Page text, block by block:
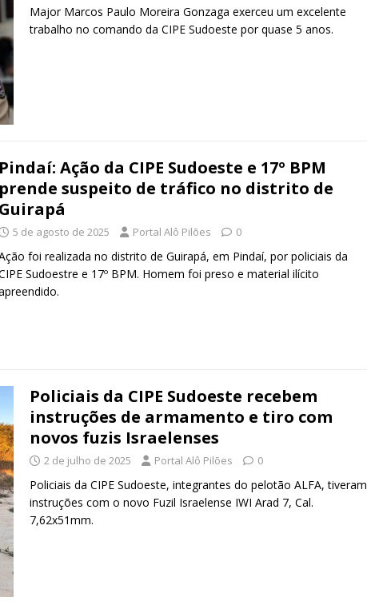
Major Marcos Paulo Moreira Gonzaga exerceu um excelente
trabalho no comando da CIPE Sudoeste por quase 5 anos.
Pindaí: Ação da CIPE Sudoeste e 17º BPM
prende suspeito de tráfico no distrito de
Guirapá
5 de agosto de 2025 Portal Alô Pilões 0
foi realizada no distrito de Guirapá, em Pindaí, por policiais da
Sudoestre e 17º BPM. Homem foi preso e material ilícito
Policiais da CIPE Sudoeste recebem
instruções de armamento e tiro com
novos fuzis Israelenses
2 de julho de 2025 Portal Alô Pilões 0
Policiais da CIPE Sudoeste, integrantes do pelotão ALFA, tiveram
instruções com o novo Fuzil Israelense IWI Arad 7, Cal.
7,62x51mm.